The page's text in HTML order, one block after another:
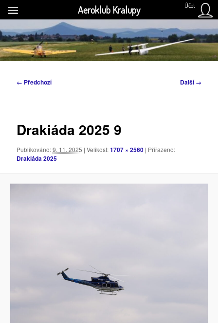
k
hlavnímu
obsahuAeroklub Kralupy nad Vltavou
Navigace
← Předchozí Další →
Drakiáda 2025 9
Publikováno:9. 11. 2025 | Velikost:1707 × 2560 | Přiřazeno:
Drakiáda 2025
Aeroklub Kralupy Účet